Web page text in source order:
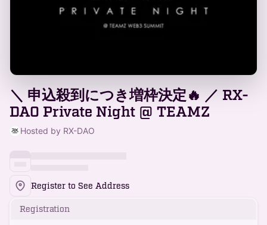
＼ 申込殺到につき増枠決定🔥 ／ RX-
DAO Private Night @ TEAMZ
Hosted by RX-DAO
Register to See Address
Registration